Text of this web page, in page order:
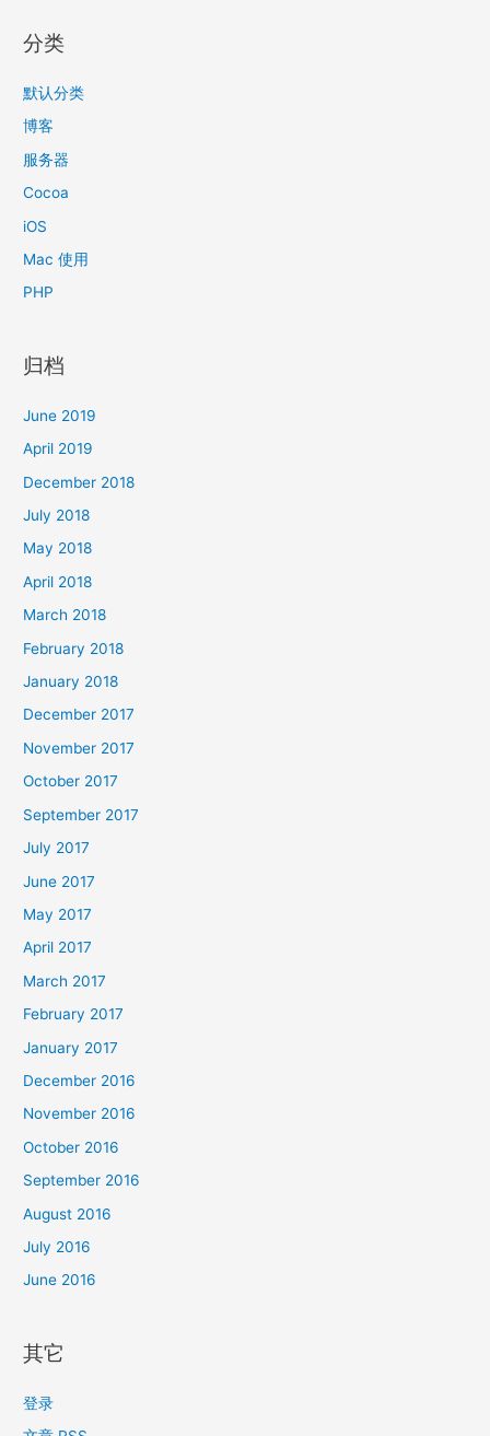
分类
默认分类
博客
服务器
Cocoa
iOS
Mac 使用
PHP
归档
June 2019
April 2019
December 2018
July 2018
May 2018
April 2018
March 2018
February 2018
January 2018
December 2017
November 2017
October 2017
September 2017
July 2017
June 2017
May 2017
April 2017
March 2017
February 2017
January 2017
December 2016
November 2016
October 2016
September 2016
August 2016
July 2016
June 2016
其它
登录